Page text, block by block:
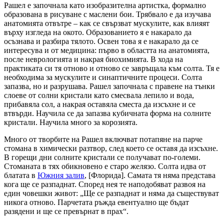
Рашел е започнала като изобразителна артистка, формално
образована в рисуване с маслени бои. Трябвало е да изучава
анатомията отвътре – как се свързват мускулите, как влияят
върху изгледа на окото. Образованието я е накарало да
осъзнава и разбира тялото. Освен това я е накарало да се
интересува и от медицина: първо в областта на анатомията,
после неврологията и накрая биохимията. В хода на
практиката си тя отново и отново се завръщала към солта. Тя е
необходима за мускулите и синаптичните процеси. Солта
запазва, но и разрушава. Рашел започнала с правене на тънки
слоеве от солни кристали като смесвала лепило и вода,
прибавяла сол, а накрая оставяла сместа да изсъхне и се
втвърди. Научила се да запазва кубичната форма на солните
кристали. Научила много за корозията.
Много от творбите на Рашел включват потапяне на парче
стомана в химически разтвор, след което се оставя да изсъхне.
В горещи дни солните кристали се получават по-големи.
Стоманата в тях обикновено е старо желязо. Солта идва от
блатата в Южния залив, [Флорида]. Самата тя няма представа
кога ще се разпаднат. Според нея те наподобяват развоя на
един човешки живот: „Ще се разпаднат и няма да съществуват
никога отново. Парчетата ръжда евентуално ще бъдат
разядени и ще се превърнат в прах“.